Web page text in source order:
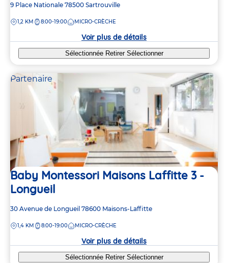
Adresse
la
9 Place Nationale 78500 Sartrouville
DISTANCE
1,2 KM 8:00-19:00 MICRO-CRÈCHE
Voir plus de détails
Sélectionnée Retirer Sélectionner
Partenaire
Baby Montessori Maisons Laffitte 3 -
Longueil
Adresse
la
30 Avenue de Longueil 78600 Maisons-Laffitte
DISTANCE
1,4 KM 8:00-19:00 MICRO-CRÈCHE
Voir plus de détails
Sélectionnée Retirer Sélectionner